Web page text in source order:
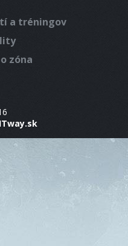
a tréningov
zóna
ITway.sk